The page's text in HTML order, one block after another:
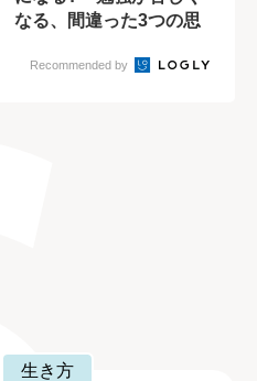
なる、間違った3つの思
Recommended by
生き方